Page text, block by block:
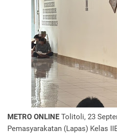
METRO ONLINE Tolitoli, 23
Pemasyarakatan (Lapas) Kelas